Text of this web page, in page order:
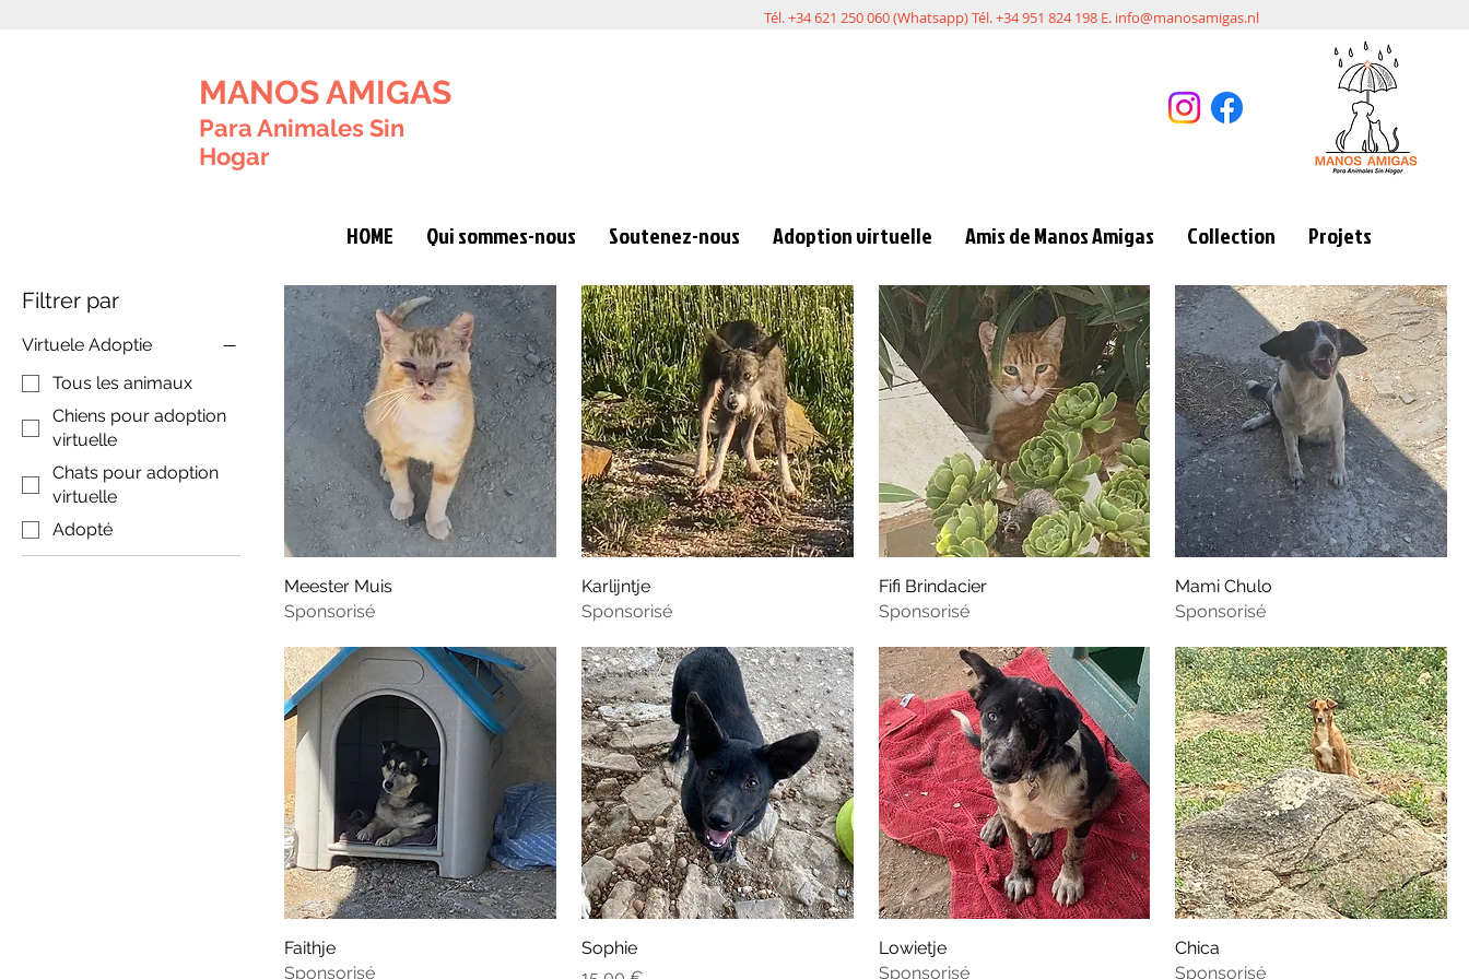
Tél. +34 621 250 060 (Whatsapp) Tél. +34 951 824 198 E. info@manosamigas.nl
MANOS AMIGAS
Para Animales Sin
Hogar
HOME Qui sommes-nous Soutenez-nous Adoption virtuelle Amis de Manos Amigas Collection Projets
Filtrer par
Virtuele Adoptie
Tous les animaux
Chiens pour adoption
virtuelle
Chats pour adoption
virtuelle
Adopté
Meester Muis
Sponsorisé
Karlijntje
Sponsorisé
Fifi Brindacier
Sponsorisé
Mami Chulo
Sponsorisé
Faithje
Sponsorisé
Sophie
Lowietje
Sponsorisé
Chica
Sponsorisé